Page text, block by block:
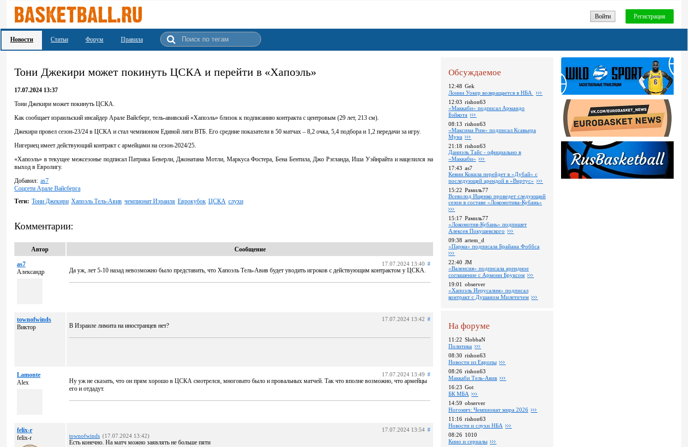
Войти Регистрация
Новости Статьи Форум Правила
Тони Джекири может покинуть ЦСКА и перейти в «Хапоэль»
17.07.2024 13:37
Тони Джекири может покинуть ЦСКА.
Как сообщает израильский инсайдер Арале Вайсберг, тель-авивский «Хапоэль» близок к подписанию контракта с центровым (29 лет, 213 см).
Джекири провел сезон-23/24 в ЦСКА и стал чемпионом Единой лиги ВТБ. Его средние показатели в 50 матчах – 8,2 очка, 5,4 подбора и 1,2 передачи за игру.
Нигериец имеет действующий контракт с армейцами на сезон-2024/25.
«Хапоэль» в текущее межсезонье подписал Патрика Беверли, Джонатана Мотли, Маркуса Фостера, Бена Бентила, Джо Рэгланда, Иша Уэйнрайта и нацелился на
выход в Евролигу.
Добавил: as7
Соцсети Арале Вайсберга
Теги: Тони Джекири Хапоэль Тель-Авив чемпионат Израиля Еврокубок ЦСКА слухи
Комментарии:
Автор Сообщение
as7
Александр
17.07.2024 13:40 #
Да уж, лет 5-10 назад невозможно было представить, что Хапоэль Тель-Авив будет уводить игроков с действующим контрактом у ЦСКА.
townofwinds
Виктор
17.07.2024 13:42 #
В Израиле лимита на иностранцев нет?
Lamonte
Alex
17.07.2024 13:49 #
Ну уж не сказать, что он прям хорошо в ЦСКА смотрелся, многовато было и провальных матчей. Так что вполне возможно, что армейцы
его и отдадут.
felix-r
felix-r
17.07.2024 13:54 #
townofwinds (17.07.2024 13:42)
Есть конечно. На матч можно заявлять не больше пяти
Обсуждаемое
12:48 Gek
Лонни Уокер возвращается в НБА
12:03 rishon63
«Маккаби» подписал Армандо
Бэйкота
08:13 rishon63
«Максима Рим» подписал Ксавьера
Муна
21:18 rishon63
Даниэль Тайс - официально в
«Маккаби»
17:43 as7
Кевин Кокила перейдет в «Дубай» с
последующей арендой в «Виртус»
15:22 Рамиль77
Всеволод Ищенко проведет следующий
сезон в составе «Локомотива-Кубань»
15:17 Рамиль77
«Локомотив-Кубань» подпишет
Алексея Покушевского
09:38 artem_d
«Парма» подписала Брайана Фоббса
22:40 JM
«Валенсия» подписала арендное
соглашение с Армони Бруксом
19:01 observer
«Хапоэль Иерусалим» подписал
контракт с Душаном Милетичем
На форуме
11:22 SlobbaN
Политика
08:30 rishon63
Новости из Европы
08:26 rishon63
Маккаби Тель-Авив
16:23 Got
БК МБА
14:59 observer
Ногомяч: Чемпионат мира 2026
11:16 rishon63
Новости и слухи НБА
08:26 1010
Кино и сериалы